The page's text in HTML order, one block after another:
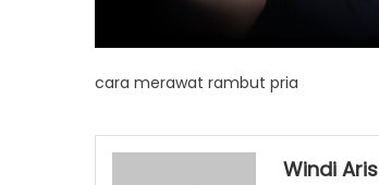
cara merawat rambut pria
Windi